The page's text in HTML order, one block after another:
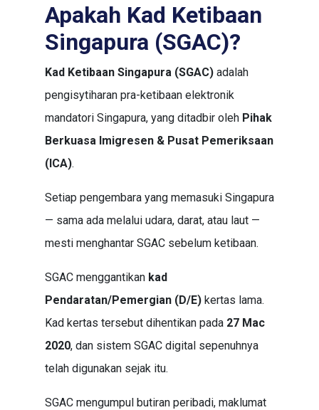
Apakah Kad Ketibaan
Singapura (SGAC)?
Kad Ketibaan Singapura (SGAC) adalah
pengisytiharan pra-ketibaan elektronik
mandatori Singapura, yang ditadbir oleh Pihak
Berkuasa Imigresen & Pusat Pemeriksaan
(ICA).
Setiap pengembara yang memasuki Singapura
— sama ada melalui udara, darat, atau laut —
mesti menghantar SGAC sebelum ketibaan.
SGAC menggantikan kad
Pendaratan/Pemergian (D/E) kertas lama.
Kad kertas tersebut dihentikan pada 27 Mac
2020, dan sistem SGAC digital sepenuhnya
telah digunakan sejak itu.
SGAC mengumpul butiran peribadi, maklumat